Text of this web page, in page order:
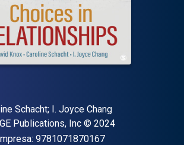
Schacht; I. Joyce Chang
Publications, Inc Copyright
© 2024
9781071870167"ISBN-13